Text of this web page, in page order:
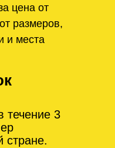
цена от
размеров,
и места
течение 3
стране.